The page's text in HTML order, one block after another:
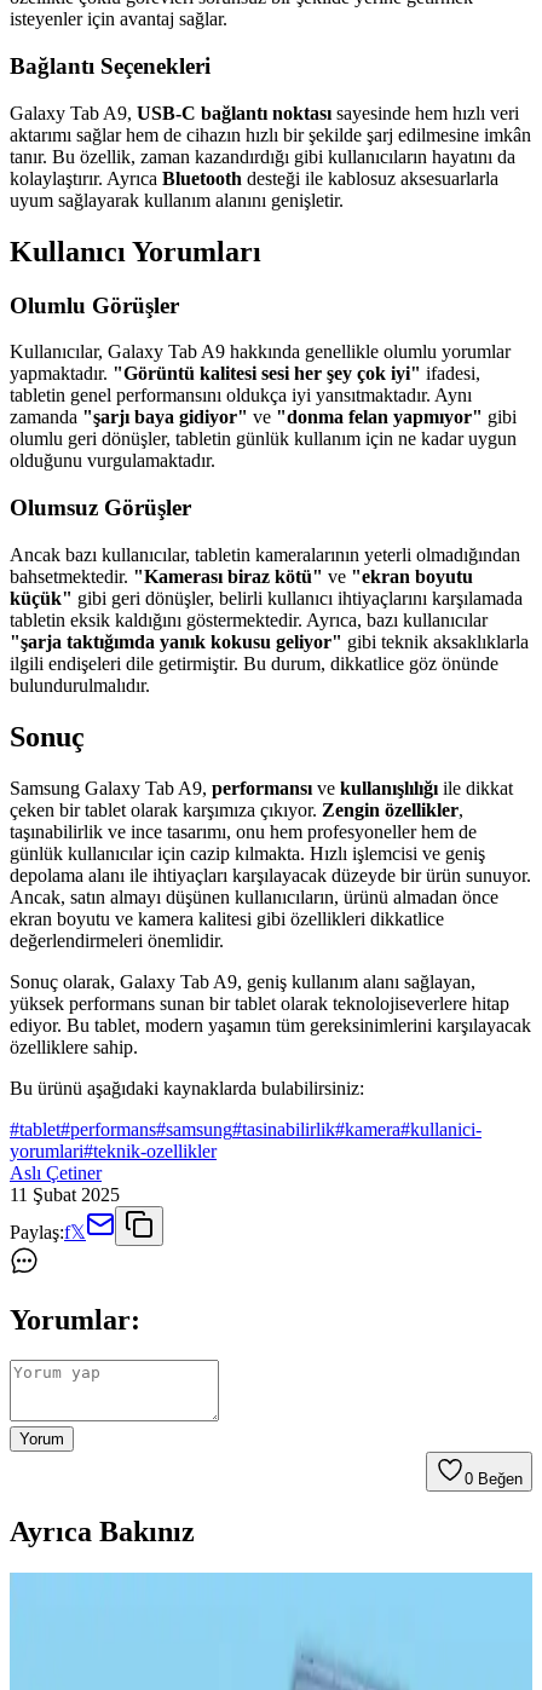
isteyenler için avantaj sağlar.
Bağlantı Seçenekleri
Galaxy Tab A9, USB-C bağlantı noktası sayesinde hem hızlı veri
aktarımı sağlar hem de cihazın hızlı bir şekilde şarj edilmesine imkân
tanır. Bu özellik, zaman kazandırdığı gibi kullanıcıların hayatını da
kolaylaştırır. Ayrıca Bluetooth desteği ile kablosuz aksesuarlarla
uyum sağlayarak kullanım alanını genişletir.
Kullanıcı Yorumları
Olumlu Görüşler
Kullanıcılar, Galaxy Tab A9 hakkında genellikle olumlu yorumlar
yapmaktadır. "Görüntü kalitesi sesi her şey çok iyi" ifadesi,
tabletin genel performansını oldukça iyi yansıtmaktadır. Aynı
zamanda "şarjı baya gidiyor" ve "donma felan yapmıyor" gibi
olumlu geri dönüşler, tabletin günlük kullanım için ne kadar uygun
olduğunu vurgulamaktadır.
Olumsuz Görüşler
Ancak bazı kullanıcılar, tabletin kameralarının yeterli olmadığından
bahsetmektedir. "Kamerası biraz kötü" ve "ekran boyutu
küçük" gibi geri dönüşler, belirli kullanıcı ihtiyaçlarını karşılamada
tabletin eksik kaldığını göstermektedir. Ayrıca, bazı kullanıcılar
"şarja taktığımda yanık kokusu geliyor" gibi teknik aksaklıklarla
ilgili endişeleri dile getirmiştir. Bu durum, dikkatlice göz önünde
bulundurulmalıdır.
Sonuç
Samsung Galaxy Tab A9, performansı ve kullanışlılığı ile dikkat
çeken bir tablet olarak karşımıza çıkıyor. Zengin özellikler,
taşınabilirlik ve ince tasarımı, onu hem profesyoneller hem de
günlük kullanıcılar için cazip kılmakta. Hızlı işlemcisi ve geniş
depolama alanı ile ihtiyaçları karşılayacak düzeyde bir ürün sunuyor.
Ancak, satın almayı düşünen kullanıcıların, ürünü almadan önce
ekran boyutu ve kamera kalitesi gibi özellikleri dikkatlice
değerlendirmeleri önemlidir.
Sonuç olarak, Galaxy Tab A9, geniş kullanım alanı sağlayan,
yüksek performans sunan bir tablet olarak teknolojiseverlere hitap
ediyor. Bu tablet, modern yaşamın tüm gereksinimlerini karşılayacak
özelliklere sahip.
Bu ürünü aşağıdaki kaynaklarda bulabilirsiniz:
#tablet#performans#samsung#tasinabilirlik#kamera#kullanici-
yorumlari#teknik-ozellikler
Aslı Çetiner
11 Şubat 2025
Paylaş:f𝕏
Yorumlar:
Yorum
0 Beğen
Ayrıca Bakınız